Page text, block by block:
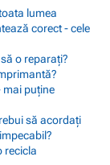
lumea
corect - cele
o reparați?
mai puține
să acordați
recicla